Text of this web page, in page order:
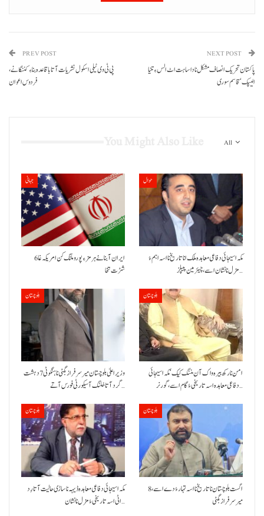
PREV POST
پی ٹی وی ٹیلی اسکول نشریات آتا باقاعدہ بناءِ کننگانے،
فردوس اعوان
NEXT POST
پاکستان تحریک انصاف مشکل نا دا ساہت اٹ الس ءِ تنیا
الیپک‘ قاسم سوری
All
جہانی
ایران آبنائے ہرمز ءِ پورو ملنگ کن امریکہ غا 6
شڑت تخا
حوال
مکہ اسیجائی دفاعی معاہدہ ملک انا تاریخ نا اسہ اہم ءُ
مزل نا نشان اسے، چیئرمین پیپلز…
بلوچستان
وزیراعلیٰ بلوچستان میر سرفراز بگٹی نا ہنگو ٹی 7 دہشت
گرد آتا خلنگ آ سیکورٹی فورس آتے…
بلوچستان
امن نا رکھ بیرہ واک آن مننگ کیک‘ مکہ اسیجائی
دفاعی معاہدہ اسہ تاریخی ءُ گام اسے،گورنر…
بلوچستان
مکہ اسیجائی دفاعی معاہدہ ڈیہہ نا ساڑی حالیت آتا رِد
اٹی اسہ تاریخی ءُ مزل نا نشان…
بلوچستان
8 اگست بلوچستان نا تاریخ نا اسہ تہار ءُ دے اسے،
میرسرفراز بگٹی